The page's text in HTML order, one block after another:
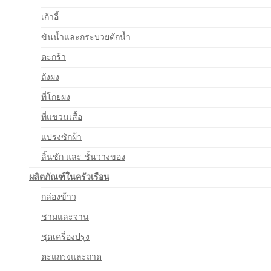
เก้าอี้
ขันน้ำและกระบวยตักน้ำ
ตะกร้า
ถังผง
ที่โกยผง
ที่แขวนเสื้อ
แปรงซักผ้า
ลิ้นชัก และ ชั้นวางของ
ผลิตภัณฑ์ในครัวเรือน
กล่องข้าว
ชามและจาน
ชุดเครื่องปรุง
ตะแกรงและถาด